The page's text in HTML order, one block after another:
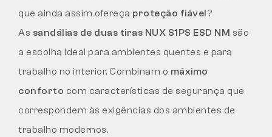
que ainda assim ofereça proteção fiável?
As sandálias de duas tiras NUX S1PS ESD NM são
a escolha ideal para ambientes quentes e para
trabalho no interior. Combinam o máximo
conforto com características de segurança que
correspondem às exigências dos ambientes de
trabalho modernos.